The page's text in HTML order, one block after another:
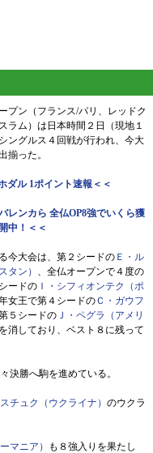
プン（フランス/パリ、レッドク
ラム）は日本時間２日（現地１
ングルス４回戦が行われ、今大
揃った。
ダル 1ポイント速報＜＜
レンカら 全仏OP8強でいくら獲
中！＜＜
今大会は、第２シードの Ｅ・ル
タン） 、全仏オープンで４度の
ードの Ｉ・シフィオンテク（ポ
女王で第４シードのＣ・ガウフ
５シードの Ｊ・ペグラ（アメリ
消しており、ベスト８に残って
決勝へ駒を進めている。
チュク（ウクライナ） のウクラ
マニア）
も８強入りを果たし